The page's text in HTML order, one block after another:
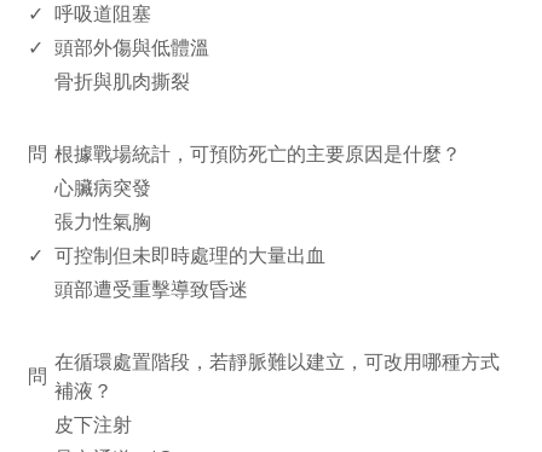
✓ 呼吸道阻塞
✓ 頭部外傷與低體溫
骨折與肌肉撕裂
問 根據戰場統計，可預防死亡的主要原因是什麼？
心臟病突發
張力性氣胸
✓ 可控制但未即時處理的大量出血
頭部遭受重擊導致昏迷
問
在循環處置階段，若靜脈難以建立，可改用哪種方式
補液？
皮下注射